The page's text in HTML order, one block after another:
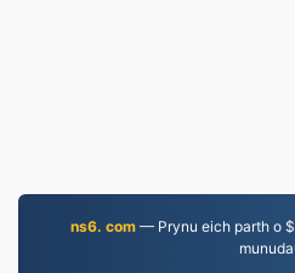
ns6. com — Prynu eich parth o